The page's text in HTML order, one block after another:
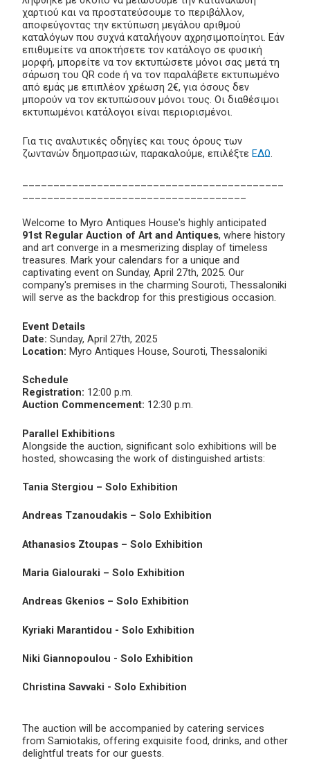
χαρτιού και να προστατεύσουμε το περιβάλλον,
αποφεύγοντας την εκτύπωση μεγάλου αριθμού
καταλόγων που συχνά καταλήγουν αχρησιμοποίητοι. Εάν
επιθυμείτε να αποκτήσετε τον κατάλογο σε φυσική
μορφή, μπορείτε να τον εκτυπώσετε μόνοι σας μετά τη
σάρωση του QR code ή να τον παραλάβετε εκτυπωμένο
από εμάς με επιπλέον χρέωση 2€, για όσους δεν
μπορούν να τον εκτυπώσουν μόνοι τους. Οι διαθέσιμοι
εκτυπωμένοι κατάλογοι είναι περιορισμένοι.
Για τις αναλυτικές οδηγίες και τους όρους των
ζωντανών δημοπρασιών, παρακαλούμε, επιλέξτε ΕΔΩ.
Welcome to Myro Antiques House's highly anticipated
91st Regular Auction of Art and Antiques, where history
and art converge in a mesmerizing display of timeless
treasures. Mark your calendars for a unique and
captivating event on Sunday, April 27th, 2025. Our
company's premises in the charming Souroti, Thessaloniki
will serve as the backdrop for this prestigious occasion.
Event Details
Date: Sunday, April 27th, 2025
Location: Myro Antiques House, Souroti, Thessaloniki
Schedule
Registration: 12:00 p.m.
Auction Commencement: 12:30 p.m.
Parallel Exhibitions
Alongside the auction, significant solo exhibitions will be
hosted, showcasing the work of distinguished artists:
Tania Stergiou – Solo Exhibition
Andreas Tzanoudakis – Solo Exhibition
Athanasios Ztoupas – Solo Exhibition
Maria Gialouraki – Solo Exhibition
Andreas Gkenios – Solo Exhibition
Kyriaki Marantidou - Solo Exhibition
Niki Giannopoulou - Solo Exhibition
Christina Savvaki - Solo Exhibition
The auction will be accompanied by catering services
from Samiotakis, offering exquisite food, drinks, and other
delightful treats for our guests.